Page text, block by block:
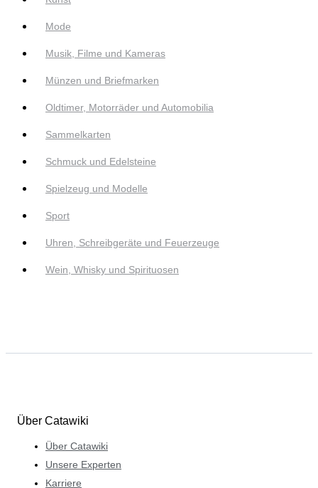
Mode
Musik, Filme und Kameras
Münzen und Briefmarken
Oldtimer, Motorräder und Automobilia
Sammelkarten
Schmuck und Edelsteine
Spielzeug und Modelle
Sport
Uhren, Schreibgeräte und Feuerzeuge
Wein, Whisky und Spirituosen
Über Catawiki
Über Catawiki
Unsere Experten
Karriere